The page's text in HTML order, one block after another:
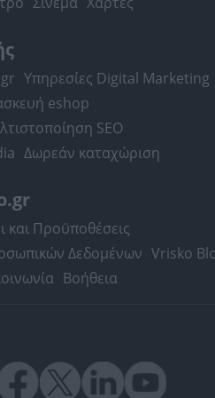
Υπηρεσίες Digital Marketing
eshop
SEO
Δωρεάν καταχώριση
και Προϋποθέσεις
Δεδομένων Vrisko
Βοήθεια